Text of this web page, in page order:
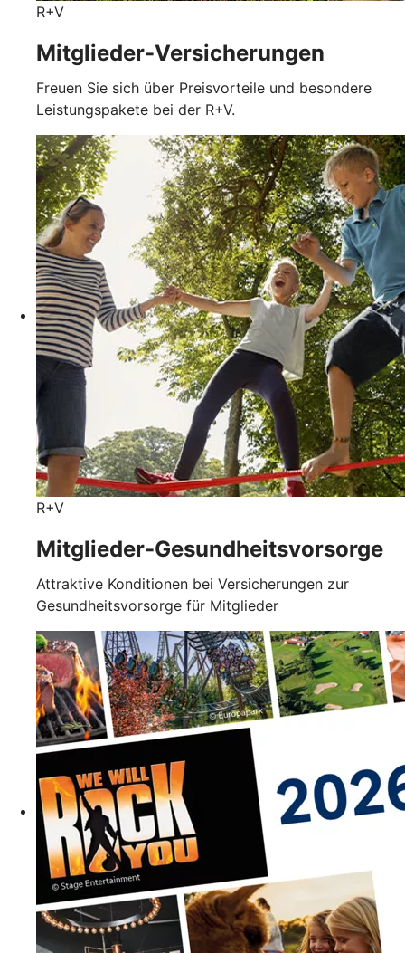
R+V
Mitglieder-Versicherungen
Freuen Sie sich über Preisvorteile und besondere
Leistungspakete bei der R+V.
R+V
Mitglieder-Gesundheits­vorsorge
Attraktive Konditionen bei Versicherungen zur
Gesundheitsvorsorge für Mitglieder